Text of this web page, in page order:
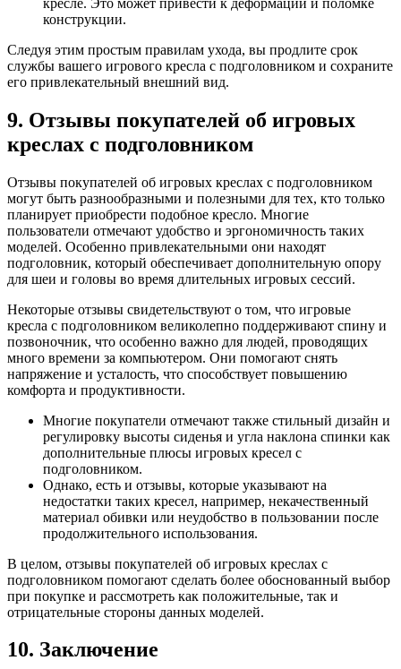
конструкции.
Следуя этим простым правилам ухода, вы продлите срок
службы вашего игрового кресла с подголовником и сохраните
его привлекательный внешний вид.
9. Отзывы покупателей об игровых
креслах с подголовником
Отзывы покупателей об игровых креслах с подголовником
могут быть разнообразными и полезными для тех, кто только
планирует приобрести подобное кресло. Многие
пользователи отмечают удобство и эргономичность таких
моделей. Особенно привлекательными они находят
подголовник, который обеспечивает дополнительную опору
для шеи и головы во время длительных игровых сессий.
Некоторые отзывы свидетельствуют о том, что игровые
кресла с подголовником великолепно поддерживают спину и
позвоночник, что особенно важно для людей, проводящих
много времени за компьютером. Они помогают снять
напряжение и усталость, что способствует повышению
комфорта и продуктивности.
Многие покупатели отмечают также стильный дизайн и
регулировку высоты сиденья и угла наклона спинки как
дополнительные плюсы игровых кресел с
подголовником.
Однако, есть и отзывы, которые указывают на
недостатки таких кресел, например, некачественный
материал обивки или неудобство в пользовании после
продолжительного использования.
В целом, отзывы покупателей об игровых креслах с
подголовником помогают сделать более обоснованный выбор
при покупке и рассмотреть как положительные, так и
отрицательные стороны данных моделей.
10. Заключение